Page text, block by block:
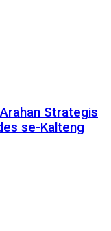
Strategis
se-Kalteng